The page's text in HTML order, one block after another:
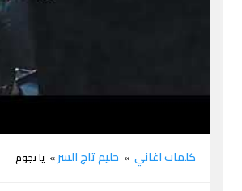
كلمات اغاني » حليم تاج السر» يا نجوم